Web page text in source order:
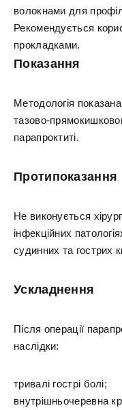
волокнами для
Рекомендується
прокладками.
Показання
Методологія
тазово-
парапроктиті.
Протипоказання
Не виконується
інфекційних
судинних та гострих
Ускладнення
Після операції
наслідки:
тривалі гострі болі;
внутрішньочеревна